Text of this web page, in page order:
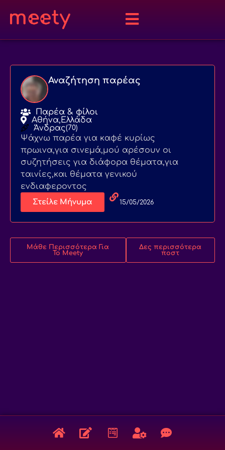
Αναζήτηση παρέας
Παρέα & φίλοι
Αθήνα,Ελλάδα
Άνδρας(70)
Ψάχνω παρέα για καφέ κυρίως
πρωινα,για σινεμά,μού αρέσουν οι
συζητήσεις για διάφορα θέματα,για
ταινίες,και θέματα γενικού
ενδιαφεροντος
Στείλε Μήνυμα 15/05/2026
Μάθε Περισσότερα Για
Το Meety
Δες περισσότερα
ποστ